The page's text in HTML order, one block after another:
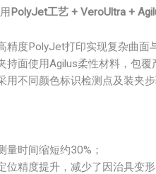
PolyJet工艺 + VeroUltra +
精度PolyJet打印实现复杂曲面
持面使用Agilus柔性材料，包覆
用不同颜色标识检测点及装夹步
量时间缩短约30%；
位精度提升，减少了因治具变